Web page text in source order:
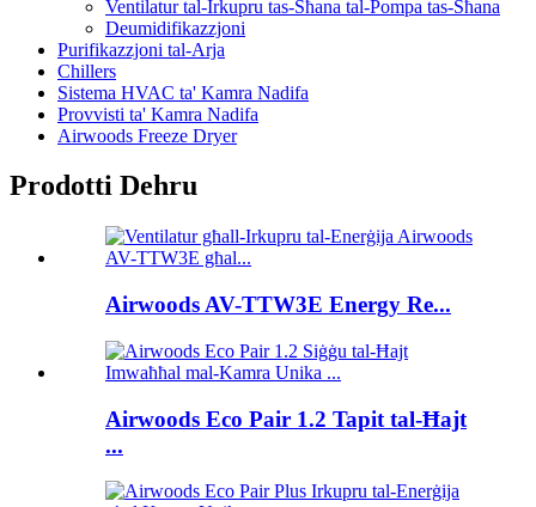
Ventilatur tal-Irkupru tas-Sħana tal-Pompa tas-Sħana
Deumidifikazzjoni
Purifikazzjoni tal-Arja
Chillers
Sistema HVAC ta' Kamra Nadifa
Provvisti ta' Kamra Nadifa
Airwoods Freeze Dryer
Prodotti Dehru
Airwoods AV-TTW3E Energy Re...
Airwoods Eco Pair 1.2 Tapit tal-Ħajt
...